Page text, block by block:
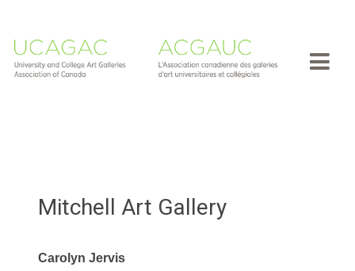
Mitchell Art Gallery
Carolyn Jervis